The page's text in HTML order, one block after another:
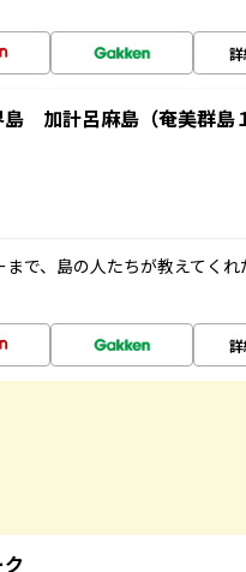
加計呂麻島（奄美群島
で、島の人たちが教えてくれ